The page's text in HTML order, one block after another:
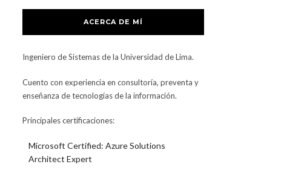
ACERCA DE MÍ
Ingeniero de Sistemas de la Universidad de Lima.
Cuento con experiencia en consultoría, preventa y
enseñanza de tecnologías de la información.
Principales certificaciones:
Microsoft Certified: Azure Solutions
Architect Expert